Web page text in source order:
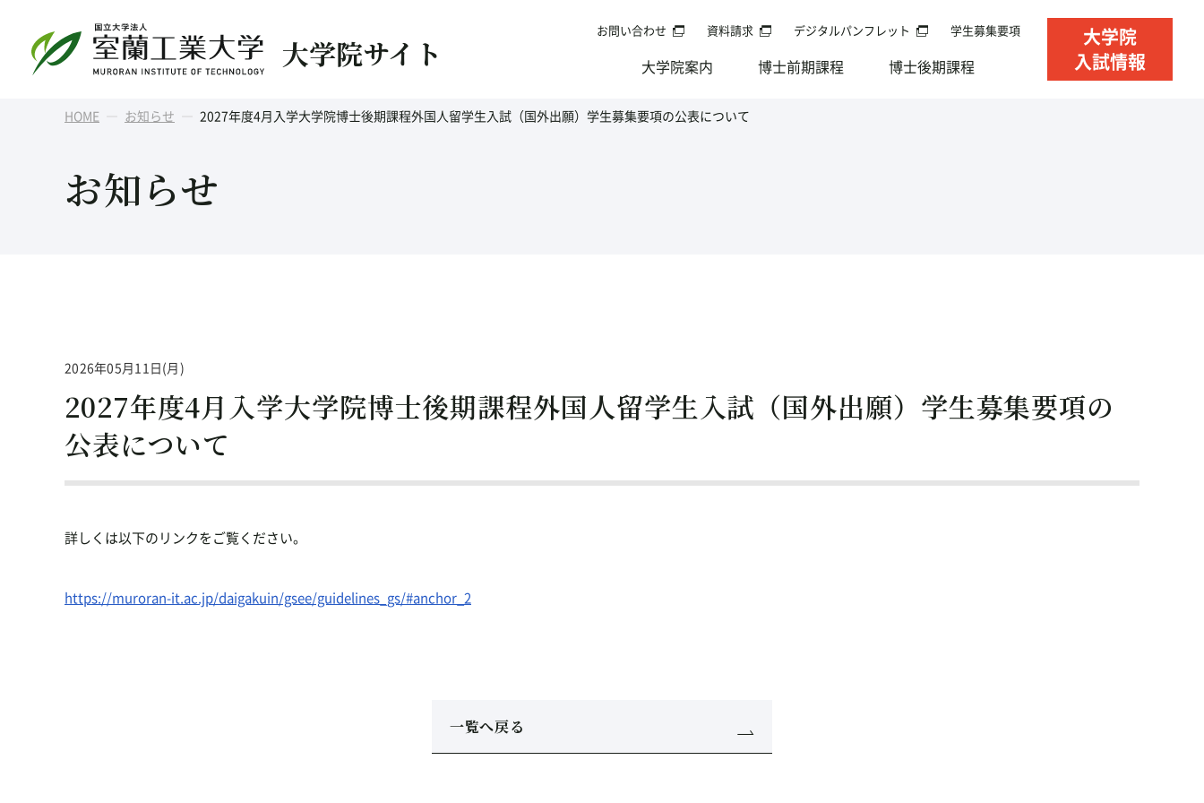
大学院サイト
お問い合わせ 資料請求 デジタルパンフレット 学生募集要項
大学院案内 博士前期課程 博士後期課程
大学院
入試情報
HOME お知らせ 2027年度4月入学大学院博士後期課程外国人留学生入試（国外出願）学生募集要項の公表について
お知らせ
2026年05月11日(月)
2027年度4月入学大学院博士後期課程外国人留学生入試（国外出願）学生募集要項の
公表について
詳しくは以下のリンクをご覧ください。
https://muroran-it.ac.jp/daigakuin/gsee/guidelines_gs/#anchor_2
一覧へ戻る